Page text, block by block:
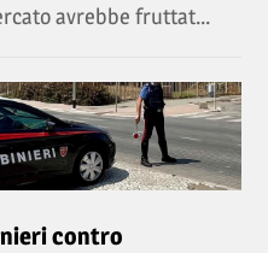
avrebbe fruttat...
contro